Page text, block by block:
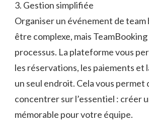
3. Gestion simplifiée
Organiser un événement de
être complexe, mais
processus. La plateforme vous
les réservations, les paiements et
un seul endroit. Cela vous permet
concentrer sur l’essentiel : créer
mémorable pour votre équipe.